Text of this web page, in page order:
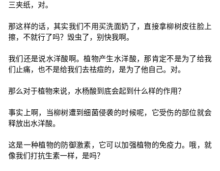
三夹纸，对。
那这样的话，其实我们不用买洗面奶了，直接拿柳树皮往脸上
擦，不就行了吗？毁虫了，别快我啊。
我们还是说水洋酸啊。植物产生水洋酸，那肯定不是为了给我
们止痛，也不是给我们去祛痘的，是为了他自己。对。
那么对于植物来说，水杨酸到底会起到什么样的作用？
事实上啊，当柳树遭到细菌侵袭的时候呢，它受伤的部位就会
释放出水洋酸。
这是一种植物的防御激素，它可以加强植物的免疫力。哦，就
像我们打抗生素一样，是吗？